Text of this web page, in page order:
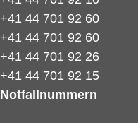
+41 44 701 92 60
+41 44 701 92 60
+41 44 701 92 26
+41 44 701 92 15
Notfallnummern